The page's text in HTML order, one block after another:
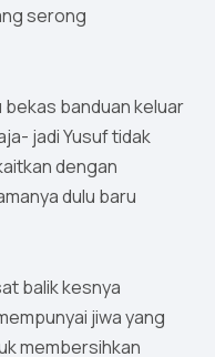
serong
bekas banduan keluar
jadi Yusuf tidak
dengan
dulu baru
balik kesnya
jiwa yang
membersihkan